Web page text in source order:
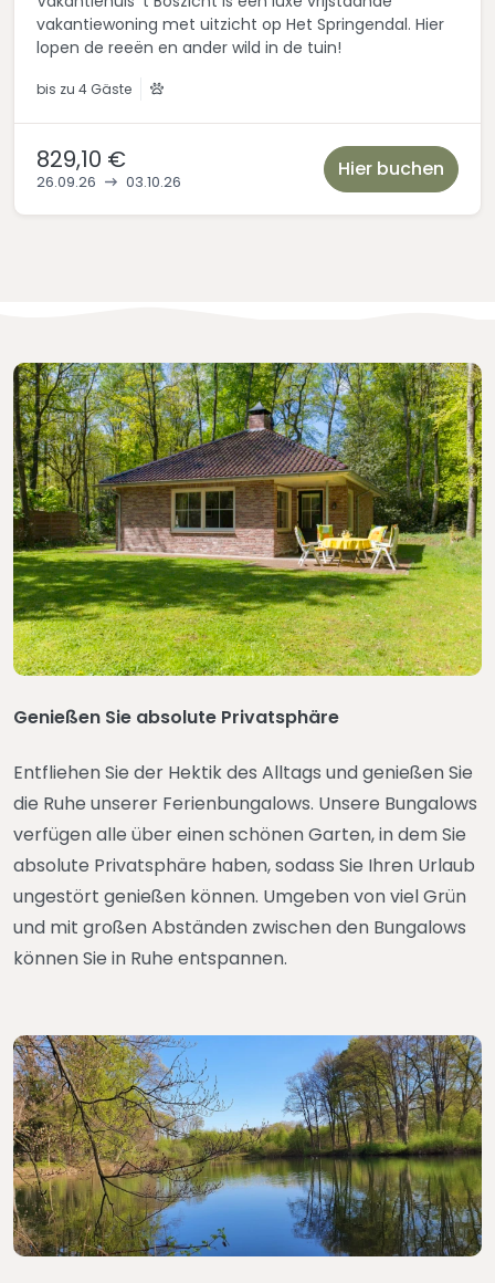
vakantiewoning met uitzicht op Het Springendal. Hier
lopen de reeën en ander wild in de tuin!
bis zu 4 Gäste
829,10 €
26.09.26 03.10.26
Hier buchen
Genießen Sie absolute Privatsphäre
Entfliehen Sie der Hektik des Alltags und genießen Sie
die Ruhe unserer Ferienbungalows. Unsere Bungalows
verfügen alle über einen schönen Garten, in dem Sie
absolute Privatsphäre haben, sodass Sie Ihren Urlaub
ungestört genießen können. Umgeben von viel Grün
und mit großen Abständen zwischen den Bungalows
können Sie in Ruhe entspannen.